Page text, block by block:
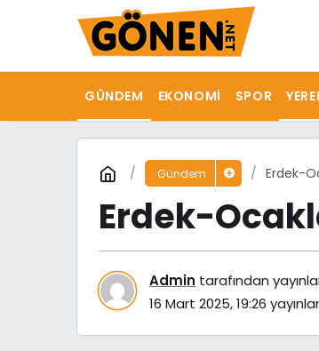
GÜNDEM EKONOMI SPOR
Gündem Erdek-
Erdek-
Admin tarafından
16 Mart 2025, 19:26